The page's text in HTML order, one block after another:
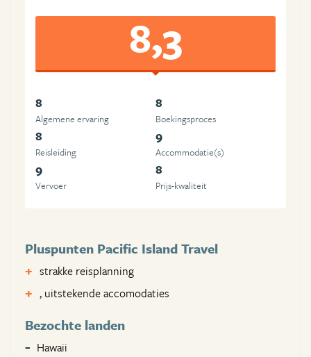
8,3
8
Algemene ervaring
8
Boekingsproces
8
Reisleiding
9
Accommodatie(s)
9
Vervoer
8
Prijs-kwaliteit
Pluspunten Pacific Island Travel
strakke reisplanning
, uitstekende accomodaties
Bezochte landen
Hawaii